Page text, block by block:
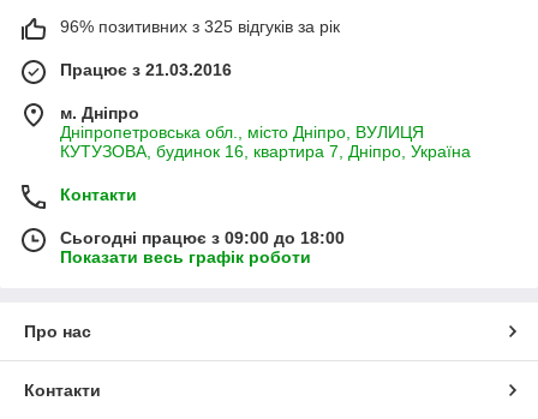
96% позитивних з 325 відгуків за рік
Працює з 21.03.2016
м. Дніпро
Дніпропетровська обл., місто Дніпро, ВУЛИЦЯ
КУТУЗОВА, будинок 16, квартира 7, Дніпро, Україна
Контакти
Сьогодні працює з 09:00 до 18:00
Показати весь графік роботи
Про нас
Контакти